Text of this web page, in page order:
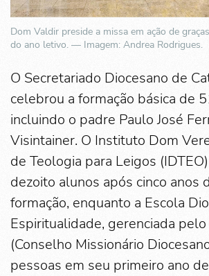
Dom Valdir preside a missa em ação de
do ano letivo. — Imagem: Andrea Rodrigues.
O Secretariado Diocesano de
celebrou a formação básica de
incluindo o padre Paulo José
Visintainer. O Instituto Dom
de Teologia para Leigos
dezoito alunos após cinco anos
formação, enquanto a Escola
Espiritualidade, gerenciada pelo
(Conselho Missionário
pessoas em seu primeiro ano